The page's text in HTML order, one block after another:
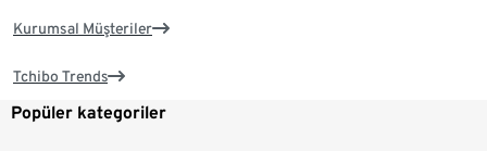
Kurumsal Müşteriler
Tchibo Trends
Popüler kategoriler